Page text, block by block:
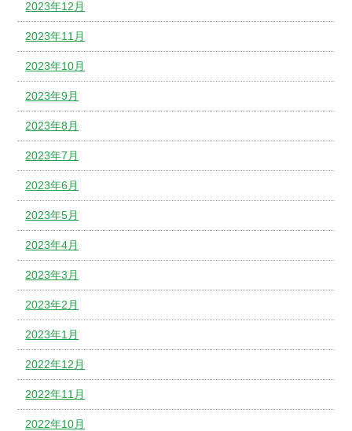
2023年12月
2023年11月
2023年10月
2023年9月
2023年8月
2023年7月
2023年6月
2023年5月
2023年4月
2023年3月
2023年2月
2023年1月
2022年12月
2022年11月
2022年10月